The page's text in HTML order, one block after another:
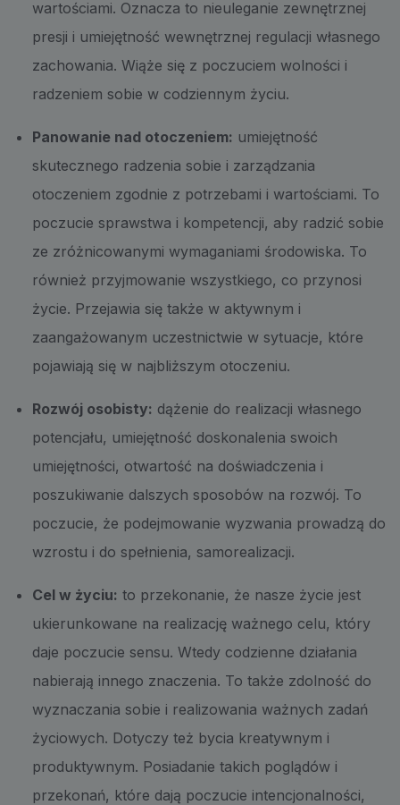
wartościami. Oznacza to nieuleganie zewnętrznej
presji i umiejętność wewnętrznej regulacji własnego
zachowania. Wiąże się z poczuciem wolności i
radzeniem sobie w codziennym życiu.
Panowanie nad otoczeniem: umiejętność
skutecznego radzenia sobie i zarządzania
otoczeniem zgodnie z potrzebami i wartościami. To
poczucie sprawstwa i kompetencji, aby radzić sobie
ze zróżnicowanymi wymaganiami środowiska. To
również przyjmowanie wszystkiego, co przynosi
życie. Przejawia się także w aktywnym i
zaangażowanym uczestnictwie w sytuacje, które
pojawiają się w najbliższym otoczeniu.
Rozwój osobisty: dążenie do realizacji własnego
potencjału, umiejętność doskonalenia swoich
umiejętności, otwartość na doświadczenia i
poszukiwanie dalszych sposobów na rozwój. To
poczucie, że podejmowanie wyzwania prowadzą do
wzrostu i do spełnienia, samorealizacji.
Cel w życiu: to przekonanie, że nasze życie jest
ukierunkowane na realizację ważnego celu, który
daje poczucie sensu. Wtedy codzienne działania
nabierają innego znaczenia. To także zdolność do
wyznaczania sobie i realizowania ważnych zadań
życiowych. Dotyczy też bycia kreatywnym i
produktywnym. Posiadanie takich poglądów i
przekonań, które dają poczucie intencjonalności,